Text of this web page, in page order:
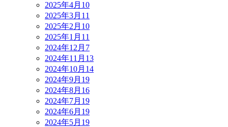
2025年4月 10
2025年3月 11
2025年2月 10
2025年1月 11
2024年12月 7
2024年11月 13
2024年10月 14
2024年9月 19
2024年8月 16
2024年7月 19
2024年6月 19
2024年5月 19